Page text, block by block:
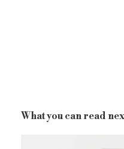
What you can read